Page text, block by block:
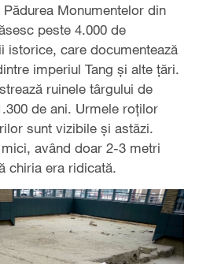
Monumentelor din
peste 4.000 de
istorice, care documentează
imperiul Tang și alte țări.
ruinele târgului de
de ani. Urmele roților
sunt vizibile și astăzi.
având doar 2-3 metri
chiria era ridicată.